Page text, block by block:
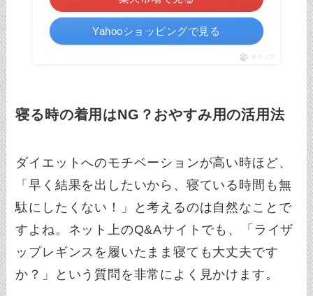
Yahooショッピングで見る
ポチップ
寝る時の着用はNG？おやすみ用の活用法
ダイエットへのモチベーションが高い時ほど、
「早く結果を出したいから、寝ている時間も無
駄にしたくない！」と考えるのは自然なことで
すよね。ネット上のQ&Aサイトでも、「ライザ
ップレギンスを履いたまま寝ても大丈夫です
か？」という質問を非常によく見かけます。